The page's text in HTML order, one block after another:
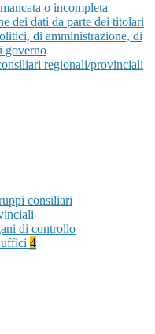
o incompleta
dei dati da parte dei titolari
di amministrazione, di
governo
regionali/provinciali
consiliari
di controllo
4